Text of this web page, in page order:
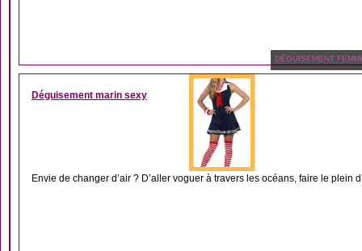
DÉGUISEMENT
Déguisement marin sexy
Envie de changer d’air ? D’aller voguer à travers les océans, faire le plein